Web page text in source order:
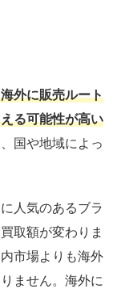
外に販売ルート
る可能性が高い
国や地域によっ
人気のあるブラ
取額が変わりま
市場よりも海外
ません。海外に